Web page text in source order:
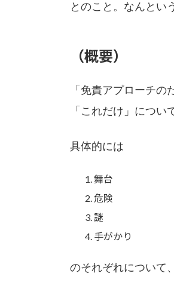
とのこと。なんとい
（概要）
「免責アプローチ
「これだけ」につい
具体的には
舞台
危険
謎
手がかり
のそれぞれについて